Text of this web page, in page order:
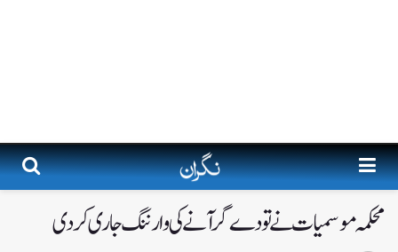
محکمہ موسمیات نے تودے گر آنے کی وارننگ جاری کردی